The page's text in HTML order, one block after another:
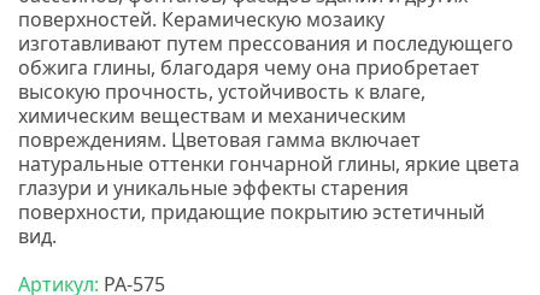
поверхностей. Керамическую мозаику
изготавливают путем прессования и последующего
обжига глины, благодаря чему она приобретает
высокую прочность, устойчивость к влаге,
химическим веществам и механическим
повреждениям. Цветовая гамма включает
натуральные оттенки гончарной глины, яркие цвета
глазури и уникальные эффекты старения
поверхности, придающие покрытию эстетичный
вид.
Артикул: PA-575